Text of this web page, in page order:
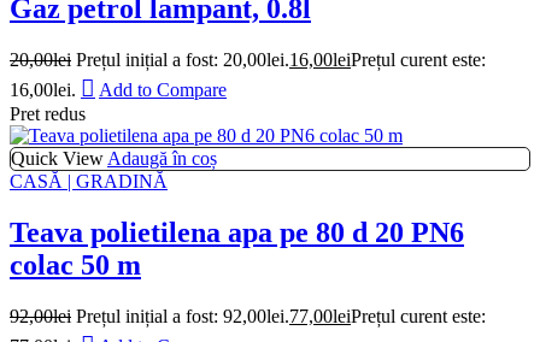
Gaz petrol lampant, 0.8l
20,00lei Prețul inițial a fost: 20,00lei.16,00leiPrețul curent este:
16,00lei.
Add to Compare
Pret redus
Quick View Adaugă în coș
CASĂ | GRADINĂ
Teava polietilena apa pe 80 d 20 PN6
colac 50 m
92,00lei Prețul inițial a fost: 92,00lei.77,00leiPrețul curent este: